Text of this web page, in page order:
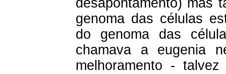
genoma das células
do genoma das
chamava a eugenia
melhoramento -